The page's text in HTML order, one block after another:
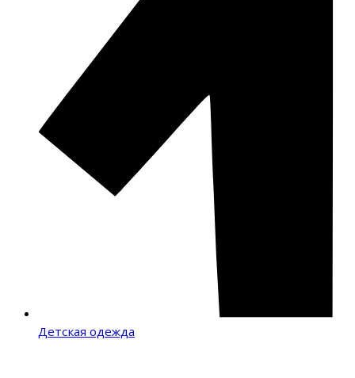
Детская одежда